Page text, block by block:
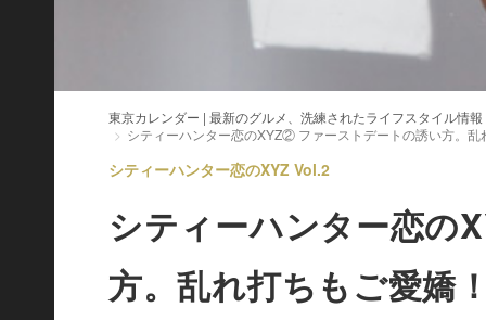
東京カレンダー | 最新のグルメ、洗練されたライフスタイル情報
シティーハンター恋のXYZ② ファーストデートの誘い方。乱
シティーハンター恋のXYZ Vol.2
シティーハンター恋
方。乱れ打ちもご愛嬌